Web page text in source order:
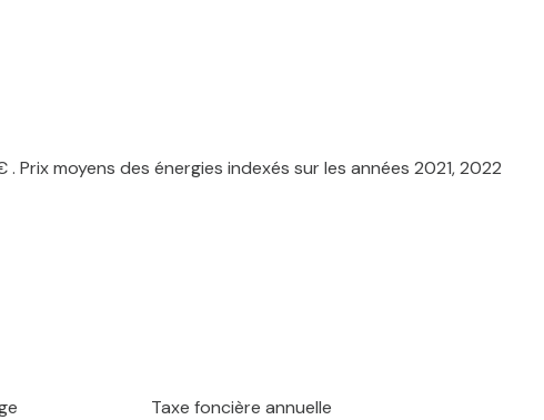
moyens des énergies indexés sur les années 2021, 2022
Taxe foncière annuelle